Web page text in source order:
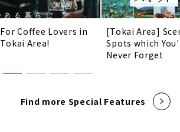
For Coffee Lovers in
Tokai Area!
[Tokai Area]
Spots which
Never Forget
Find more Special Features